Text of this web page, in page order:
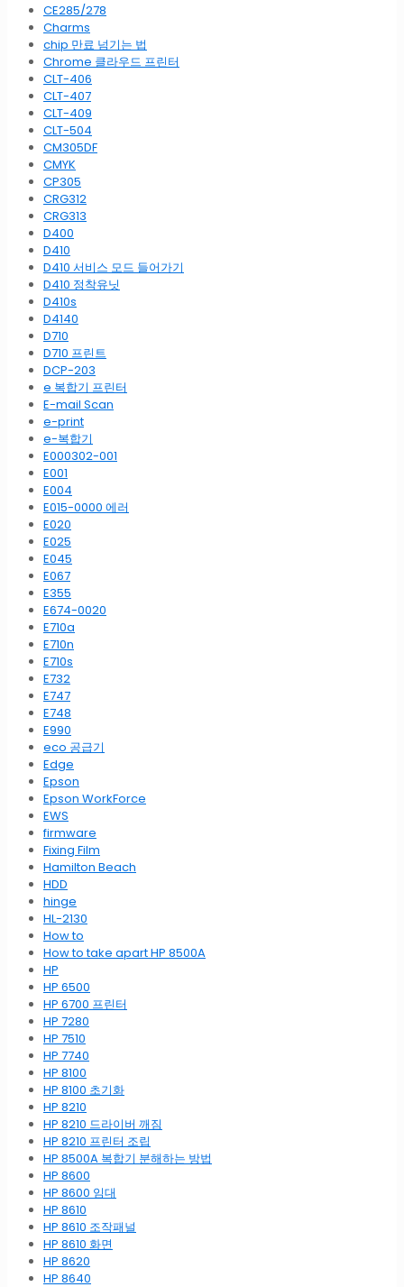
CE285/278
Charms
chip 만료 넘기는 법
Chrome 클라우드 프린터
CLT-406
CLT-407
CLT-409
CLT-504
CM305DF
CMYK
CP305
CRG312
CRG313
D400
D410
D410 서비스 모드 들어가기
D410 정착유닛
D410s
D4140
D710
D710 프린트
DCP-203
e 복합기 프린터
E-mail Scan
e-print
e-복합기
E000302-001
E001
E004
E015-0000 에러
E020
E025
E045
E067
E355
E674-0020
E710a
E710n
E710s
E732
E747
E748
E990
eco 공급기
Edge
Epson
Epson WorkForce
EWS
firmware
Fixing Film
Hamilton Beach
HDD
hinge
HL-2130
How to
How to take apart HP 8500A
HP
HP 6500
HP 6700 프린터
HP 7280
HP 7510
HP 7740
HP 8100
HP 8100 초기화
HP 8210
HP 8210 드라이버 깨짐
HP 8210 프린터 조립
HP 8500A 복합기 분해하는 방법
HP 8600
HP 8600 임대
HP 8610
HP 8610 조작패널
HP 8610 화면
HP 8620
HP 8640